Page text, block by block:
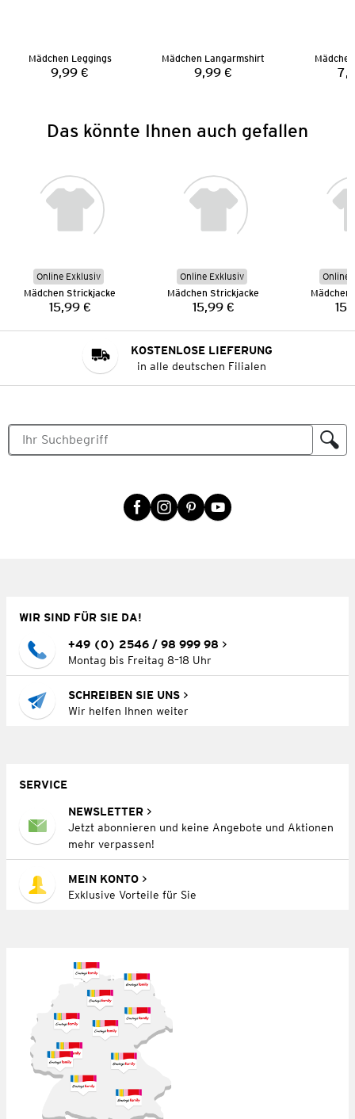
Mädchen Leggings
Preis:
9,99 €
Mädchen Langarmshirt
Preis:
9,99 €
Das könnte Ihnen auch gefallen
Online Exklusiv
Mädchen Strickjacke
Preis:
15,99 €
Online Exklusiv
Mädchen Strickjacke
Preis:
15,99 €
Online
Mädchen
KOSTENLOSE LIEFERUNG
in alle deutschen Filialen
WIR SIND FÜR SIE DA!
+49 (0) 2546 / 98 999 98
Montag bis Freitag 8–18 Uhr
SCHREIBEN SIE UNS
Wir helfen Ihnen weiter
SERVICE
NEWSLETTER
Jetzt abonnieren und keine Angebote und Aktionen
mehr verpassen!
MEIN KONTO
Exklusive Vorteile für Sie